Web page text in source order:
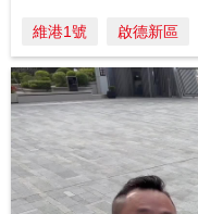
維港1號 啟德新區